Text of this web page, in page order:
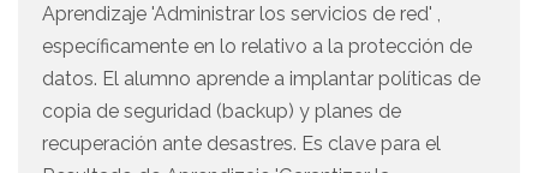
Aprendizaje 'Administrar los servicios de red' ,
específicamente en lo relativo a la protección de
datos. El alumno aprende a implantar políticas de
copia de seguridad (backup) y planes de
recuperación ante desastres. Es clave para el